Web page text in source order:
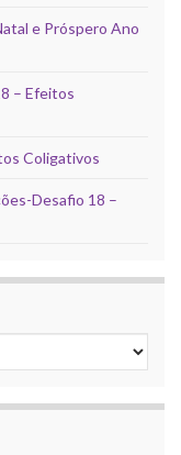
e Próspero Ano
– Efeitos
Coligativos
Desafio 18 –